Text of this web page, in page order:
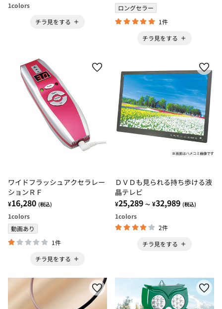
1colors
チラ見をする
ロングセラー
1件
チラ見をする
ワイドフラッシュアクセラレー
ションＲＦ
¥16,280 (税込)
1colors
動画あり
1件
チラ見をする
ＤＶＤも見られる持ち歩ける液
晶テレビ
¥25,289 ～ ¥32,989 (税込)
1colors
2件
チラ見をする